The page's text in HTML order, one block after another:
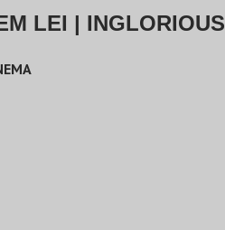
LEI | INGLORIOUS